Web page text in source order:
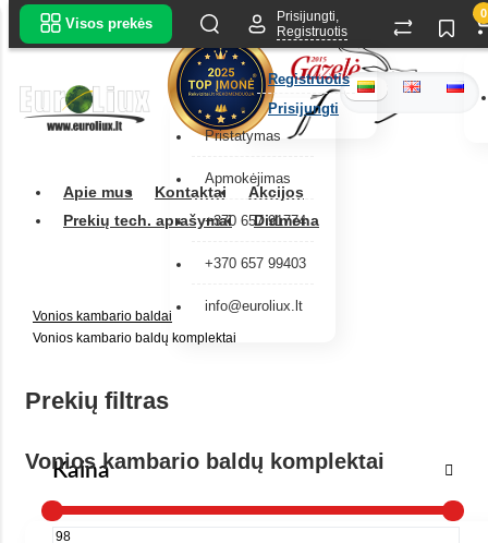
Pristatymas
Apmokėjimas
+370 657 91774
+370 657 99403
info@euroliux.lt
Apie mus Kontaktai
Akcijos
Prekių tech. aprašymai
Didmena
Visos prekės
Prisijungti,
Registruotis
Registruotis
Prisijungti
0
Vonios kambario baldai
Vonios kambario baldų komplektai
Prekių filtras
Kaina
Vonios kambario baldų komplektai